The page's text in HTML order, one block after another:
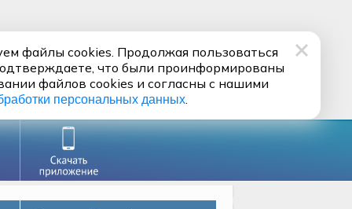
файлы cookies. Продолжая пользоваться
что были проинформированы
файлов cookies и согласны с нашими
персональных данных.